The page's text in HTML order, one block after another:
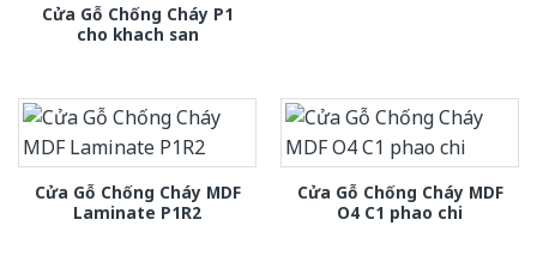
Cửa Gỗ Chống Cháy P1
cho khach san
Cửa Gỗ Chống Cháy MDF
Laminate P1R2
Cửa Gỗ Chống Cháy MDF
O4 C1 phao chi